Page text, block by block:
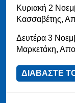
Κυριακή 2
Κασσαβέτης,
Δευτέρα 3
Μαρκετάκη,
ΔΙΑΒΑΣΤΕ